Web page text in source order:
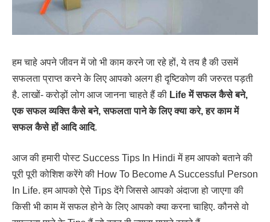
हम चाहे अपने जीवन में जो भी काम करने जा रहे हों, ये तय है की उसमें
सफलता प्राप्त करने के लिए आपको अलग ही दृष्टिकोण की जरुरत पड़ती
है. लाखों- करोड़ों लोग आज जानना चाहते हैं की Life में सफल कैसे बने,
एक सफल व्यक्ति कैसे बने, सफलता पाने के लिए क्या करे, हर काम में
सफल कैसे हों आदि आदि.
आज की हमारी पोस्ट Success Tips In Hindi में हम आपको बताने की
पूरी पूरी कोशिश करेंगे की How To Become A Successful Person
In Life. हम आपको ऐसे Tips देंगे जिससे आपको अंदाजा हो जाएगा की
किसी भी काम में सफल होने के लिए आपको क्या करना चाहिए. कौनसे वो